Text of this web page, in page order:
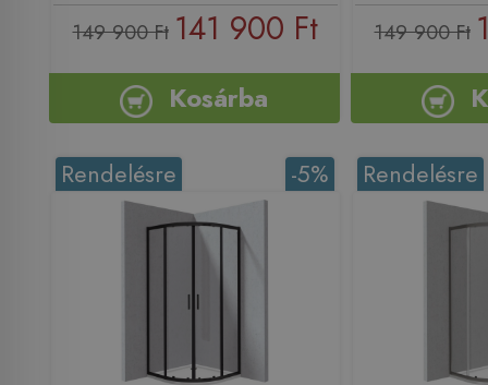
149 900 Ft 141 900 Ft
Kosárba
149 900 Ft
-5%
Rendelésre Rendelésre